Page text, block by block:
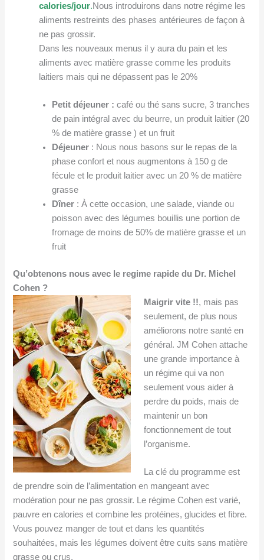
calories/jour.Nous introduirons dans notre régime les
aliments restreints des phases antérieures de façon à
ne pas grossir.
Dans les nouveaux menus il y aura du pain et les
aliments avec matière grasse comme les produits
laitiers mais qui ne dépassent pas le 20%
Petit déjeuner :café ou thé sans sucre, 3 tranches
de pain intégral avec du beurre, un produit laitier (20
% de matière grasse ) et un fruit
Déjeuner : Nous nous basons sur le repas de la
phase confort et nous augmentons à 150 g de
fécule et le produit laitier avec un 20 % de matière
grasse
Dîner : À cette occasion, une salade, viande ou
poisson avec des légumes bouillis une portion de
fromage de moins de 50% de matière grasse et un
fruit
Qu’obtenons nous avec le regime rapide du Dr. Michel
Cohen ?
Maigrir vite !!, mais pas
seulement, de plus nous
améliorons notre santé en
général. JM Cohen attache
une grande importance à
un régime qui va non
seulement vous aider à
perdre du poids, mais de
maintenir un bon
fonctionnement de tout
l’organisme.
La clé du programme est
de prendre soin de l’alimentation en mangeant avec
modération pour ne pas grossir. Le régime Cohen est varié,
pauvre en calories et combine les protéines, glucides et fibre.
Vous pouvez manger de tout et dans les quantités
souhaitées, mais les légumes doivent être cuits sans matière
grasse ou crus.